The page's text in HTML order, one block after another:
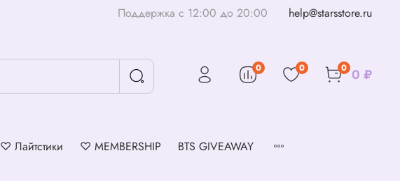
Поддержка с 12:00 до 20:00 help@starsstore.ru
0 0 0 0 ₽
♡ Лайтстики ♡ MEMBERSHIP BTS GIVEAWAY